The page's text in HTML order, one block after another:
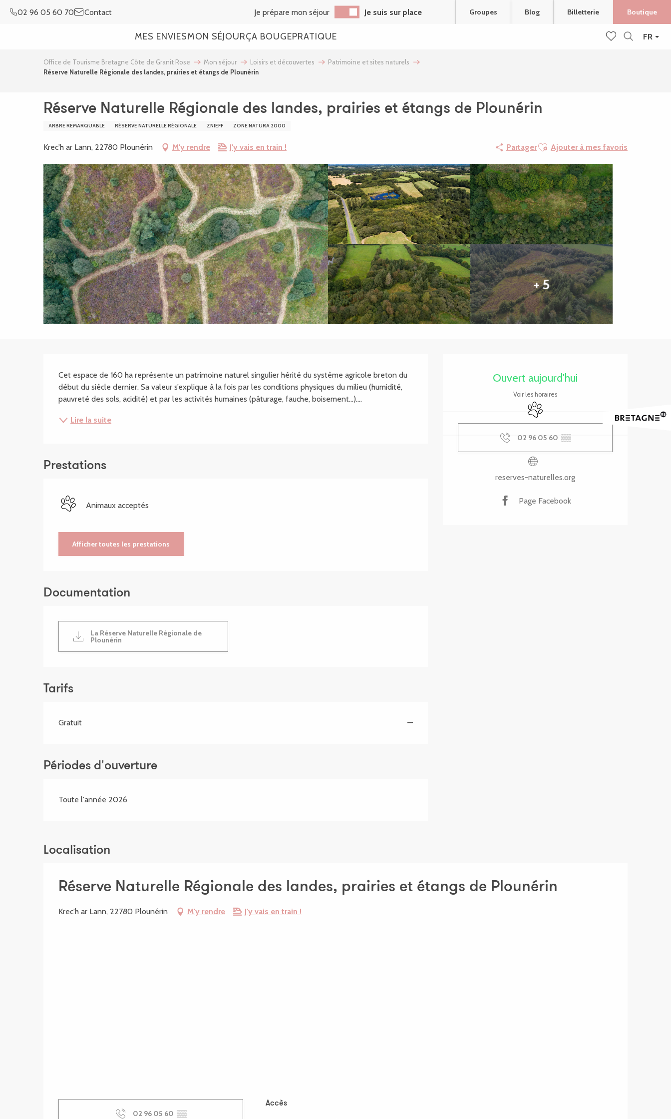
FR
02 96 05 60 70 Contact Je prépare mon séjour Je suis sur place Groupes Blog Billetterie Boutique
MES ENVIESMON SÉJOURÇA BOUGEPRATIQUE
Office de Tourisme Bretagne Côte de Granit Rose Mon séjour Loisirs et découvertes
Patrimoine et sites naturels
Réserve Naturelle Régionale des landes, prairies et étangs de Plounérin
Réserve Naturelle Régionale des landes, prairies et étangs de Plounérin
ARBRE REMARQUABLE RÉSERVE NATURELLE RÉGIONALE ZNIEFF ZONE NATURA 2000
Krec'h ar Lann, 22780 Plounérin M'y rendre J'y vais en train ! PartagerAjouter aux favoris
Ajouter à mes favoris
+ 5
Ouvert aujourd'hui
Voir les horaires
Animaux acceptés
02 96 05 60 ▒▒
reserves-naturelles.org
Page Facebook
Description
Cet espace de 160 ha représente un patrimoine naturel singulier hérité du système agricole breton du
début du siècle dernier. Sa valeur s’explique à la fois par les conditions physiques du milieu (humidité,
pauvreté des sols, acidité) et par les activités humaines (pâturage, fauche, boisement…)....
Lire la suite
Prestations
Animaux acceptés
Afficher toutes les prestations
Documentation
La Réserve Naturelle Régionale de
Plounérin
Tarifs
Gratuit —
Périodes d'ouverture
Toute l'année 2026
Localisation
Réserve Naturelle Régionale des landes, prairies et étangs de Plounérin
Krec'h ar Lann, 22780 Plounérin M'y rendre J'y vais en train !
02 96 05 60 ▒▒
Accès
Accès